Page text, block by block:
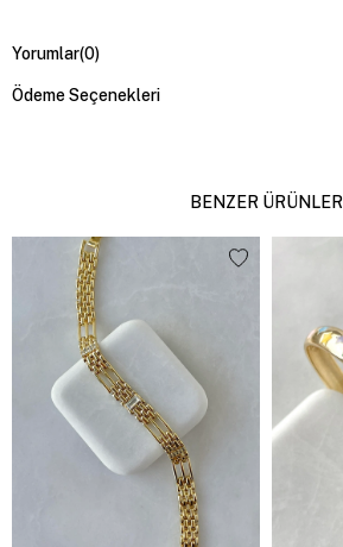
Yorumlar(0)
Ödeme Seçenekleri
BENZER ÜRÜNLER